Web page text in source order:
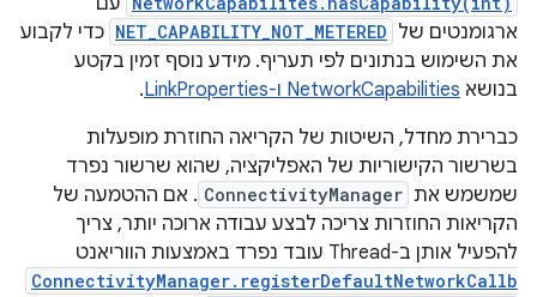
ארגומנטים של NET_CAPABILITY_NOT_METERED כדי לקבוע
את השימוש בנתונים לפי תעריף. מידע נוסף זמין בקטע
בנושא NetworkCapabilities ו-LinkProperties
.
כברירת מחדל, השיטות של הקריאה החוזרת מופעלות
בשרשור הקישוריות של האפליקציה, שהוא שרשור נפרד
שמשמש את ConnectivityManager . אם ההטמעה של
הקריאות החוזרות צריכה לבצע עבודה ארוכה יותר, צריך
להפעיל אותן ב-Thread עובד נפרד באמצעות הווריאנט
ConnectivityManager.registerDefaultNetworkCallb